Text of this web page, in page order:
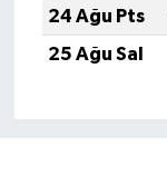
24 Ağu Pts
25 Ağu Sal